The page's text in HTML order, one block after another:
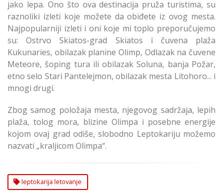
jako lepa. Ono što ova destinacija pruža turistima, su
raznoliki izleti koje možete da obiđete iz ovog mesta.
Najpopularniji izleti i oni koje mi toplo preporučujemo
su: Ostrvo Skiatos-grad Skiatos i čuvena plaža
Kukunaries, obilazak planine Olimp, Odlazak na čuvene
Meteore, šoping tura ili obilazak Soluna, banja Požar,
etno selo Stari Pantelejmon, obilazak mesta Litohoro... i
mnogi drugi.
Zbog samog položaja mesta, njegovog sadržaja, lepih
plaža, tolog mora, blizine Olimpa i posebne energije
kojom ovaj grad odiše, slobodno Leptokariju možemo
nazvati „kraljicom Olimpa“.
leptokarija letovanje